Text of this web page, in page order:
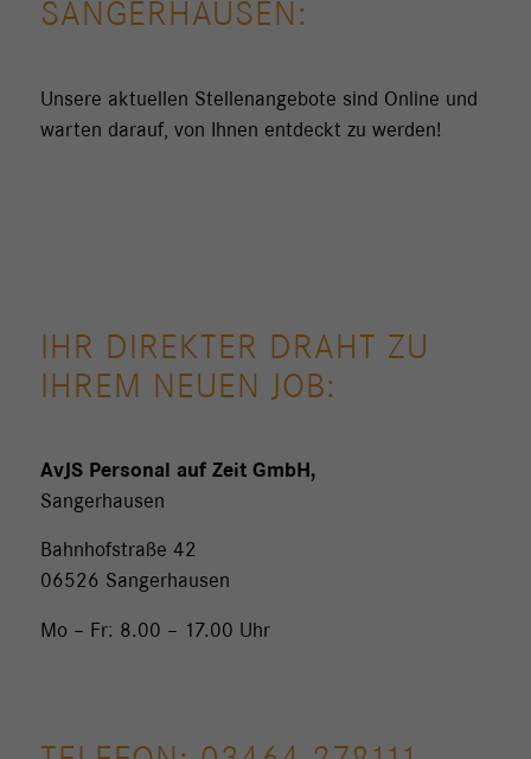
SANGERHAUSEN:
Unsere aktuellen Stellenangebote sind Online und
warten darauf, von Ihnen entdeckt zu werden!
IHR DIREKTER DRAHT ZU
IHREM NEUEN JOB:
AvJS Personal auf Zeit GmbH,
Sangerhausen
Bahnhofstraße 42
06526 Sangerhausen
Mo – Fr: 8.00 – 17.00 Uhr